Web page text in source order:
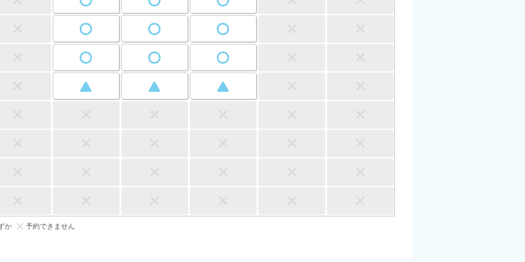
か 予約できません